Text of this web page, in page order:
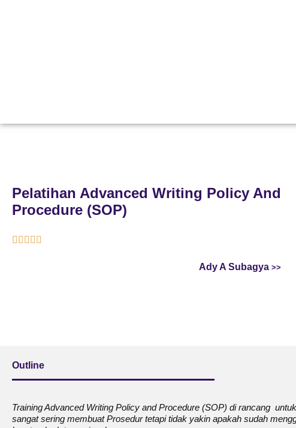
Pelatihan Advanced Writing Policy And
Procedure (SOP)
    
Ady A Subagya
Outline
Training Advanced Writing Policy and Procedure (SOP) di rancang
sangat sering membuat Prosedur tetapi tidak yakin apakah sudah